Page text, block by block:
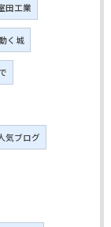
田工業
く城
気ブログ